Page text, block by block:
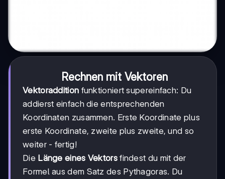
Rechnen mit Vektoren
Vektoraddition funktioniert supereinfach: Du
addierst einfach die entsprechenden
Koordinaten zusammen. Erste Koordinate plus
erste Koordinate, zweite plus zweite, und so
weiter - fertig!
Die Länge eines Vektorsfindest du mit der
Formel aus dem Satz des Pythagoras. Du